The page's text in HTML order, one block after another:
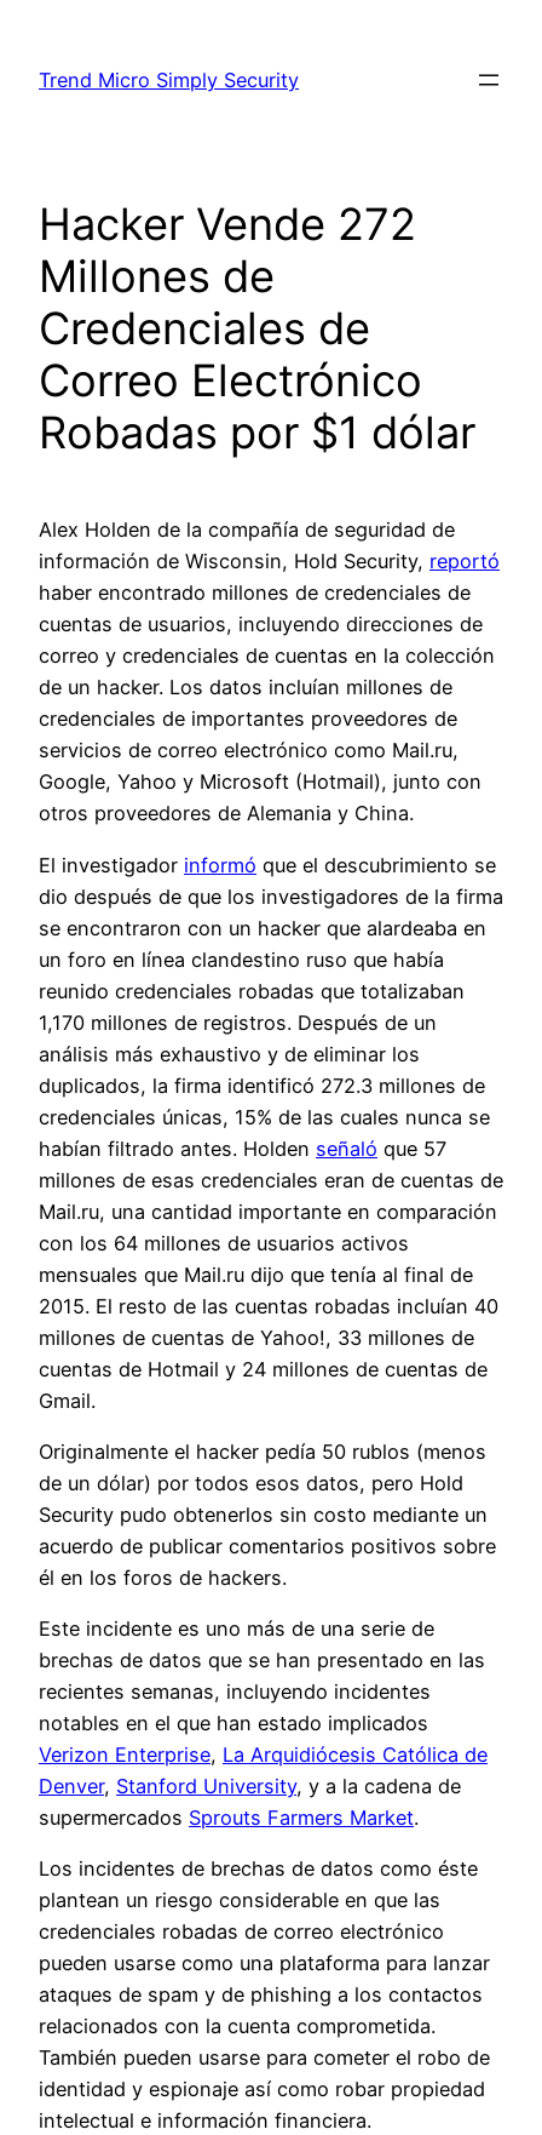
content
Trend Micro Simply Security
Hacker Vende 272
Millones de
Credenciales de
Correo Electrónico
Robadas por $1 dólar
Alex Holden de la compañía de seguridad de
información de Wisconsin, Hold Security, reportó
haber encontrado millones de credenciales de
cuentas de usuarios, incluyendo direcciones de
correo y credenciales de cuentas en la colección
de un hacker. Los datos incluían millones de
credenciales de importantes proveedores de
servicios de correo electrónico como Mail.ru,
Google, Yahoo y Microsoft (Hotmail), junto con
otros proveedores de Alemania y China.
El investigador informó que el descubrimiento se
dio después de que los investigadores de la firma
se encontraron con un hacker que alardeaba en
un foro en línea clandestino ruso que había
reunido credenciales robadas que totalizaban
1,170 millones de registros. Después de un
análisis más exhaustivo y de eliminar los
duplicados, la firma identificó 272.3 millones de
credenciales únicas, 15% de las cuales nunca se
habían filtrado antes. Holden señaló que 57
millones de esas credenciales eran de cuentas de
Mail.ru, una cantidad importante en comparación
con los 64 millones de usuarios activos
mensuales que Mail.ru dijo que tenía al final de
2015. El resto de las cuentas robadas incluían 40
millones de cuentas de Yahoo!, 33 millones de
cuentas de Hotmail y 24 millones de cuentas de
Gmail.
Originalmente el hacker pedía 50 rublos (menos
de un dólar) por todos esos datos, pero Hold
Security pudo obtenerlos sin costo mediante un
acuerdo de publicar comentarios positivos sobre
él en los foros de hackers.
Este incidente es uno más de una serie de
brechas de datos que se han presentado en las
recientes semanas, incluyendo incidentes
notables en el que han estado implicados
Verizon Enterprise, La Arquidiócesis Católica de
Denver, Stanford University, y a la cadena de
supermercados Sprouts Farmers Market.
Los incidentes de brechas de datos como éste
plantean un riesgo considerable en que las
credenciales robadas de correo electrónico
pueden usarse como una plataforma para lanzar
ataques de spam y de phishing a los contactos
relacionados con la cuenta comprometida.
También pueden usarse para cometer el robo de
identidad y espionaje así como robar propiedad
intelectual e información financiera.